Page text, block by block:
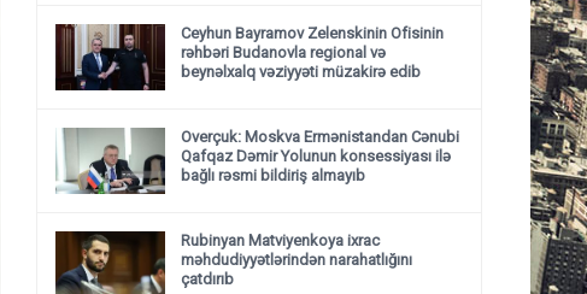
Ceyhun Bayramov Zelenskinin Ofisinin
rəhbəri Budanovla regional və
beynəlxalq vəziyyəti müzakirə edib
Overçuk: Moskva Ermənistandan Cənubi
Qafqaz Dəmir Yolunun konsessiyası ilə
bağlı rəsmi bildiriş almayıb
Rubinyan Matviyenkoya ixrac
məhdudiyyətlərindən narahatlığını
çatdırıb